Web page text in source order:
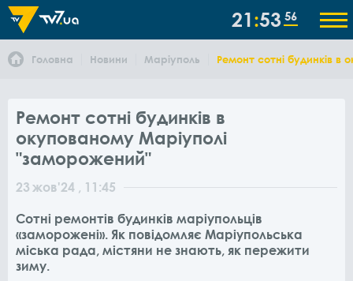
21 53 56
Головна Новини Маріуполь Ремонт сотні будинків
Ремонт сотні будинків в
окупованому Маріуполі
"заморожений"
23 жов'24 , 11:45
Сотні ремонтів будинків маріупольців
«заморожені». Як повідомляє Маріупольська
міська рада, містяни не знають, як пережити
зиму.